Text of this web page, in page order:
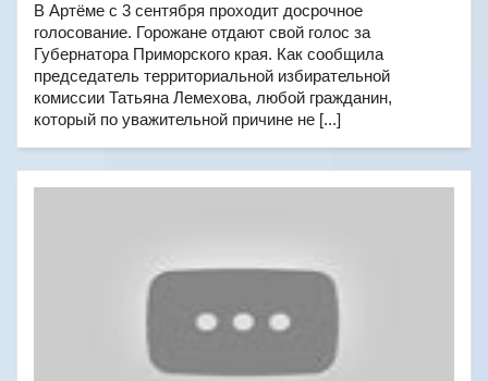
В Артёме с 3 сентября проходит досрочное
голосование. Горожане отдают свой голос за
Губернатора Приморского края. Как сообщила
председатель территориальной избирательной
комиссии Татьяна Лемехова, любой гражданин,
который по уважительной причине не [...]